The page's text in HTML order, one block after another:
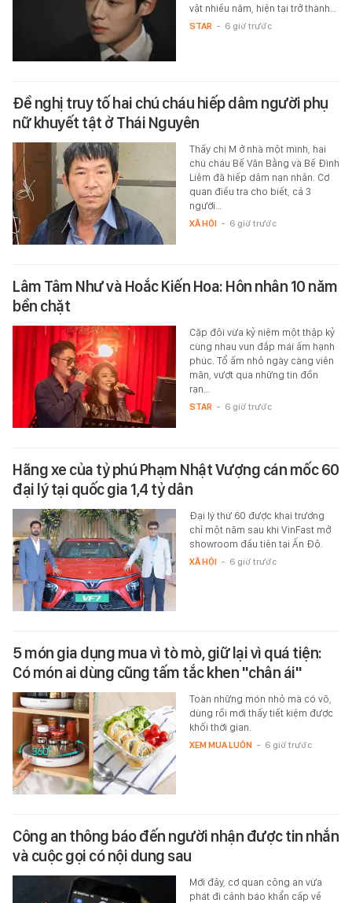
vật nhiều năm, hiện tại trở thành…
STAR - 6 giờ trước
Đề nghị truy tố hai chú cháu hiếp dâm người phụ
nữ khuyết tật ở Thái Nguyên
Thấy chị M ở nhà một mình, hai
chú cháu Bế Văn Bằng và Bế Đình
Liêm đã hiếp dâm nạn nhân. Cơ
quan điều tra cho biết, cả 3
người…
XÃ HỘI - 6 giờ trước
Lâm Tâm Như và Hoắc Kiến Hoa: Hôn nhân 10 năm
bền chặt
Cặp đôi vừa kỷ niệm một thập kỷ
cùng nhau vun đắp mái ấm hạnh
phúc. Tổ ấm nhỏ ngày càng viên
mãn, vượt qua những tin đồn
rạn…
STAR - 6 giờ trước
Hãng xe của tỷ phú Phạm Nhật Vượng cán mốc 60
đại lý tại quốc gia 1,4 tỷ dân
Đại lý thứ 60 được khai trương
chỉ một năm sau khi VinFast mở
showroom đầu tiên tại Ấn Độ.
XÃ HỘI - 6 giờ trước
5 món gia dụng mua vì tò mò, giữ lại vì quá tiện:
Có món ai dùng cũng tấm tắc khen "chân ái"
Toàn những món nhỏ mà có võ,
dùng rồi mới thấy tiết kiệm được
khối thời gian.
XEM MUA LUÔN - 6 giờ trước
Công an thông báo đến người nhận được tin nhắn
và cuộc gọi có nội dung sau
Mới đây, cơ quan công an vừa
phát đi cảnh báo khẩn cấp về